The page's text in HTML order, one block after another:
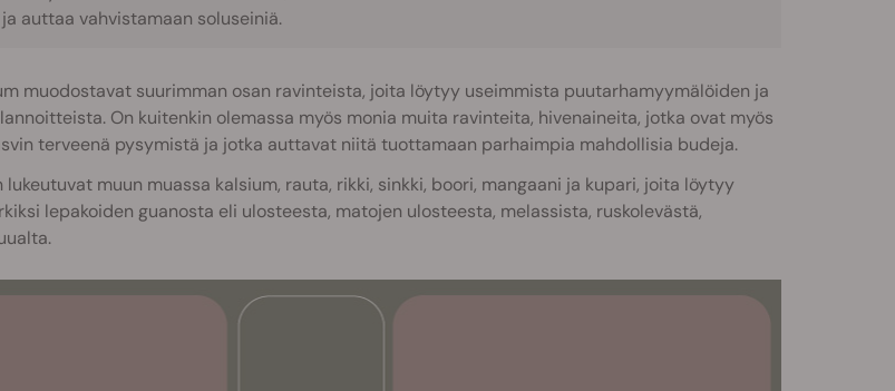
auttaa vahvistamaan soluseiniä.
muodostavat suurimman osan ravinteista, joita löytyy useimmista puutarhamyymälöiden ja
On kuitenkin olemassa myös monia muita ravinteita, hivenaineita, jotka ovat myös
terveenä pysymistä ja jotka auttavat niitä tuottamaan parhaimpia mahdollisia budeja.
lukeutuvat muun muassa kalsium, rauta, rikki, sinkki, boori, mangaani ja kupari, joita löytyy
lepakoiden guanosta eli ulosteesta, matojen ulosteesta, melassista, ruskolevästä,